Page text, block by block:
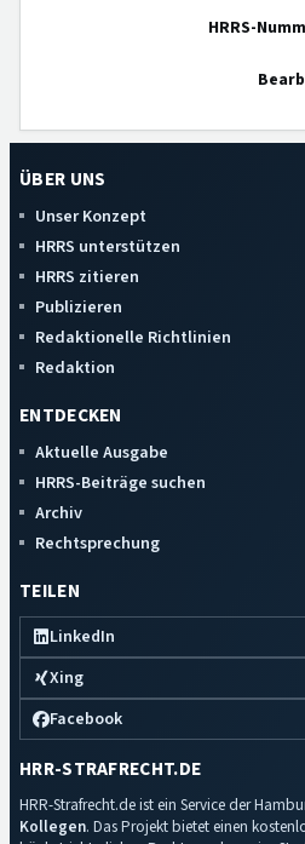
HRRS-
ÜBER UNS
Unser Konzept
HRRS unterstützen
HRRS zitieren
Publizieren
Redaktionelle Richtlinien
Redaktion
ENTDECKEN
Aktuelle Ausgabe
HRRS-Beiträge suchen
Archiv
Rechtsprechung
TEILEN
LinkedIn
Xing
Facebook
HRR-STRAFRECHT.DE
HRR-Strafrecht.de ist ein Service der
Kollegen. Das Projekt bietet einen